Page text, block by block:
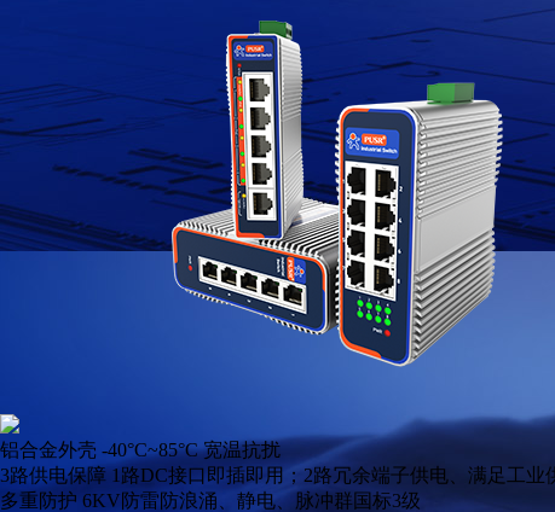
铝合金外壳 -40°C~85°C 宽温抗扰
3路供电保障 1路DC接口即插即用；2路冗余端子供电、满足工业
多重防护 6KV防雷防浪涌、静电、脉冲群国标3级